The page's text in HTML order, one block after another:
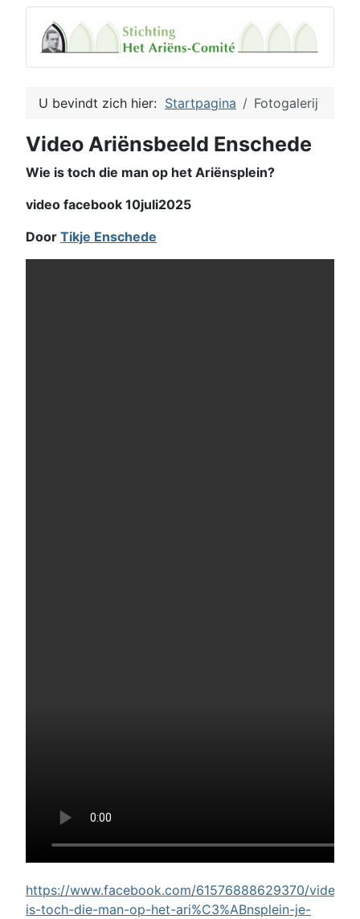
U bevindt zich hier: Startpagina Fotogalerij
Video Ariënsbeeld Enschede
Wie is toch die man op het Ariënsplein?
video facebook 10juli2025
Door Tikje Enschede
https://www.facebook.com/61576888629370/videos/
is-toch-die-man-op-het-ari%C3%ABnsplein-je-